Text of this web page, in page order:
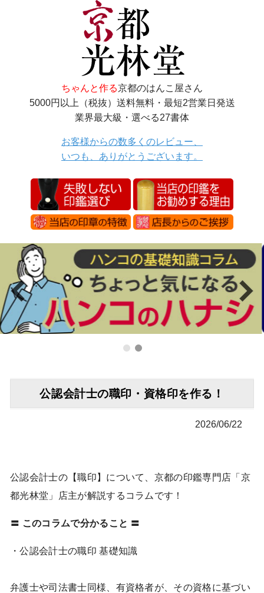
ちゃんと作る京都のはんこ屋さん
5000円以上（税抜）送料無料・最短2営業日発送
業界最大級・選べる27書体
お客様からの数多くのレビュー、
いつも、ありがとうございます。
公認会計士の職印・資格印を作る！
2026/06/22
公認会計士の【職印】について、京都の印鑑専門店「京
都光林堂」店主が解説するコラムです！
〓 このコラムで分かること 〓
・公認会計士の職印 基礎知識
弁護士や司法書士同様、有資格者が、その資格に基づい